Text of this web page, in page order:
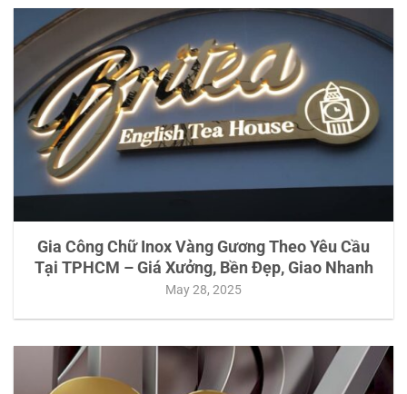
Gia Công Chữ Inox Vàng Gương Theo Yêu Cầu
Tại TPHCM – Giá Xưởng, Bền Đẹp, Giao Nhanh
May 28, 2025